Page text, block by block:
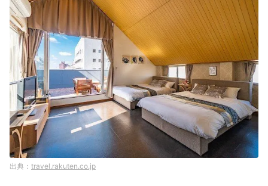
travel.rakuten.co.jp